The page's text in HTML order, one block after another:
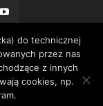
portalu
do technicznej
przez nas
z innych
cookies, np.